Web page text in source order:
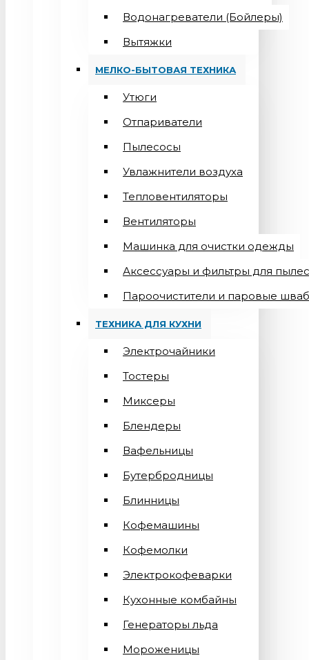
Водонагреватели (Бойлеры)
Вытяжки
МЕЛКО-БЫТОВАЯ ТЕХНИКА
Утюги
Отпариватели
Пылесосы
Увлажнители воздуха
Тепловентиляторы
Вентиляторы
Машинка для очистки одежды
Аксессуары и фильтры для
Пароочистители и паровые
ТЕХНИКА ДЛЯ КУХНИ
Электрочайники
Тостеры
Миксеры
Блендеры
Вафельницы
Бутербродницы
Блинницы
Кофемашины
Кофемолки
Электрокофеварки
Кухонные комбайны
Генераторы льда
Мороженицы